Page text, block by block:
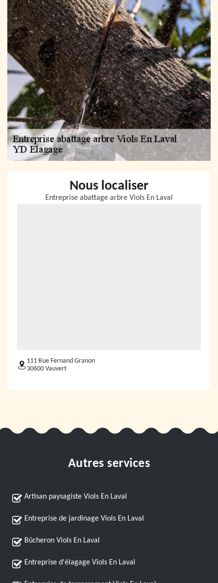
Nous localiser
Entreprise abattage arbre Viols En Laval
111 Rue Fernand Granon
30600 Vauvert
Autres services
Artisan paysagiste Viols En Laval
Entreprise de jardinage Viols En Laval
Bûcheron Viols En Laval
Entreprise d'élagage Viols En Laval